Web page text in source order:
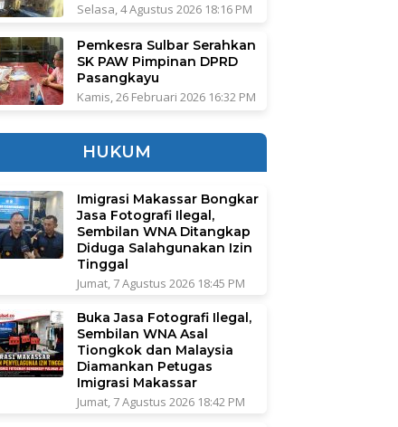
Selasa, 4 Agustus 2026 18:16 PM
Pemkesra Sulbar Serahkan
SK PAW Pimpinan DPRD
Pasangkayu
Kamis, 26 Februari 2026 16:32 PM
HUKUM
Imigrasi Makassar Bongkar
Jasa Fotografi Ilegal,
Sembilan WNA Ditangkap
Diduga Salahgunakan Izin
Tinggal
Jumat, 7 Agustus 2026 18:45 PM
Buka Jasa Fotografi Ilegal,
Sembilan WNA Asal
Tiongkok dan Malaysia
Diamankan Petugas
Imigrasi Makassar
Jumat, 7 Agustus 2026 18:42 PM